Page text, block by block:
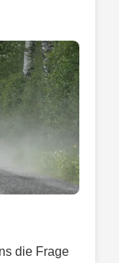
die Frage